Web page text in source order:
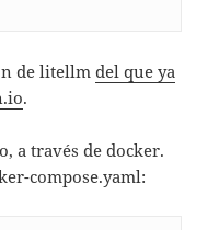
de litellmdel que ya
.
a través de docker.
compose.yaml: